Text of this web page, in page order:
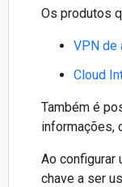
Os produtos
VPN de
Cloud
Também é
informações,
Ao configurar
chave a ser